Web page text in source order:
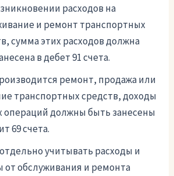
расходов на
и ремонт транспортных
сумма этих расходов должна
в дебет 91 счета.
ремонт, продажа или
транспортных средств, доходы
операций должны быть занесены
69 счета.
учитывать расходы и
от обслуживания и ремонта